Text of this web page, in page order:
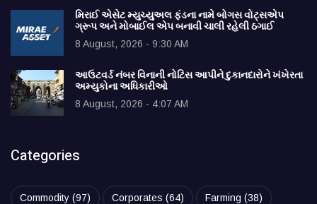
મિરાઈ એસેટ મ્યુચ્યુઅલ ફંડના નામે બોગસ વોટ્સએપ
ગ્રૂપ અને મોબાઈલ એપ બનાવી ચાલી રહેલી ઠગાઈ
8 August, 2026 - 9:30 AM
આઉટવર્ડ નંબર વિનાની નોટિસ આપીને દુકાનદારોને ખંખેરતા
અમ્યુકોના અધિકારીઓ
8 August, 2026 - 4:07 AM
Categories
Commodity (97) Corporates (64) Farming (38)